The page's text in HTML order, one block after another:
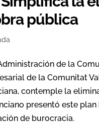
pública
de la
de la Comunitat
contemple la
presentó este plan
de burocracia.